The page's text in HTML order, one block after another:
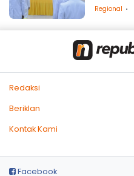
Regional
Redaksi
Beriklan
Kontak Kami
Facebook